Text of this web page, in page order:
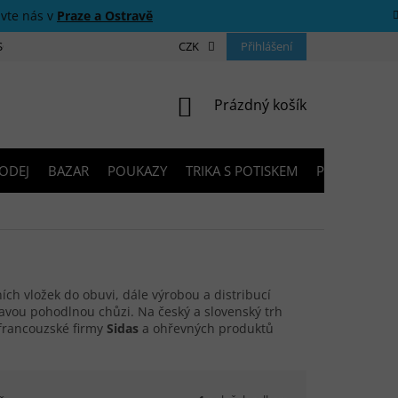
nás v Praze a Ostravě
PRODEJNY KONTAKTY
CZK Přihlášení
NÁKUPNÍ KOŠÍK
Prázdný košík
BAZAR POUKAZY TRIKA S POTISKEM PŮJČOVNA
vložek do obuvi, dále výrobou a distribucí
pohodlnou chůzi. Na český a slovenský trh
firmy Sidas a ohřevných produktů